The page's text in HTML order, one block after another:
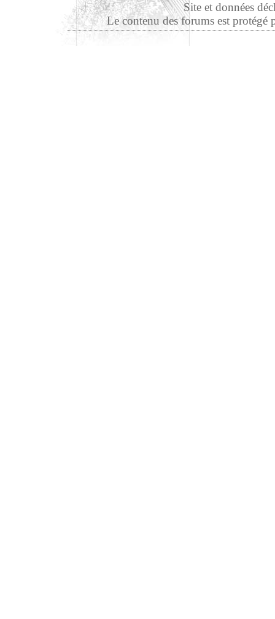
Site et données
Le contenu des forums est protégé